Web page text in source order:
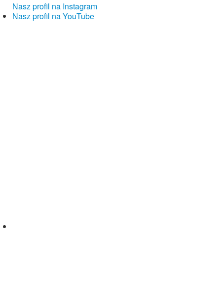
Nasz profil na Instagram
Nasz profil na YouTube